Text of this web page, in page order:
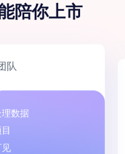
陪你上市
队
数据
见